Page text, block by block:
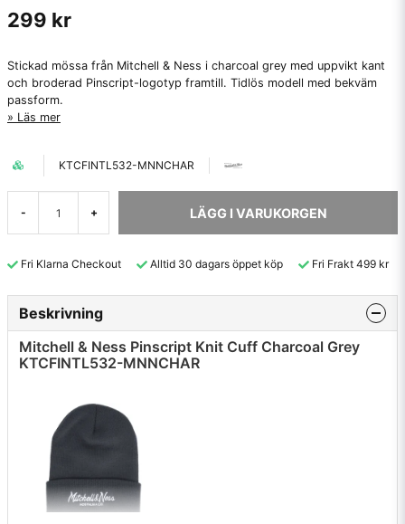
299 kr
Stickad mössa från Mitchell & Ness i charcoal grey med uppvikt kant
och broderad Pinscript-logotyp framtill. Tidlös modell med bekväm
passform.
Läs mer
KTCFINTL532-MNNCHAR
- + LÄGG I VARUKORGEN
Fri Klarna Checkout Alltid 30 dagars öppet köp Fri Frakt 499 kr
Beskrivning
Mitchell & Ness Pinscript Knit Cuff Charcoal Grey
KTCFINTL532-MNNCHAR